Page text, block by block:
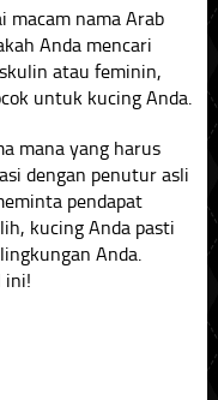
macam nama Arab
Anda mencari
atau feminin,
untuk kucing Anda.
mana yang harus
dengan penutur asli
pendapat
kucing Anda pasti
Anda.
ini!